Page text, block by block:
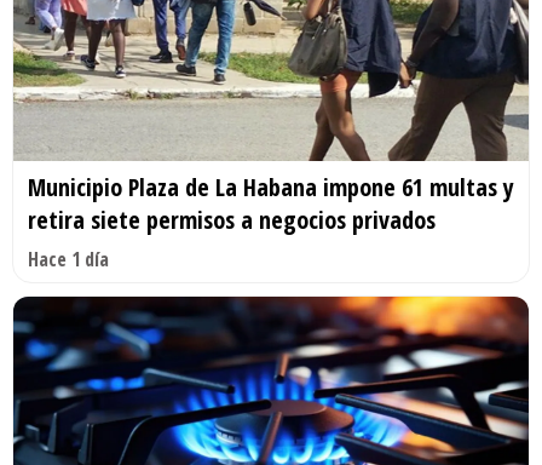
Municipio Plaza de La Habana impone 61 multas y
retira siete permisos a negocios privados
Hace 1 día